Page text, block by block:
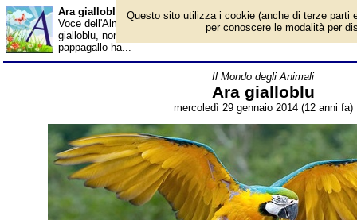
Ara gialloblu - Almanacco
Voce dell'Almanacco del 29 gennaio, per la rubrica 'Il Mondo
gialloblu, nome scientifico Ara ararauna, è un pappagallo
pappagallo ha...
Il Mondo degli Animali
Ara gialloblu
mercoledì 29 gennaio 2014 (12 anni fa)
Questo sito utilizza i cookie (anche di terze parti
per conoscere le modalità per